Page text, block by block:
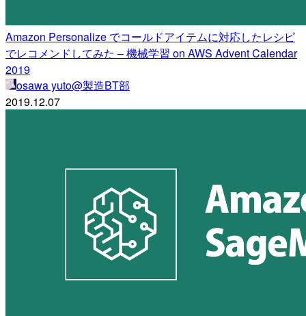
Amazon Personalize でコールドアイテムに対応したレシピ
でレコメンドしてみた – 機械学習 on AWS Advent Calendar
2019
osawa yuto@製造BT部
2019.12.07